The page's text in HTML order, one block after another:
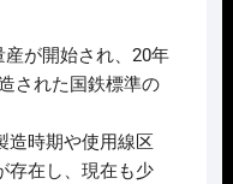
産が開始され、20年
された国鉄標準の
造時期や使用線区
存在し、現在も少